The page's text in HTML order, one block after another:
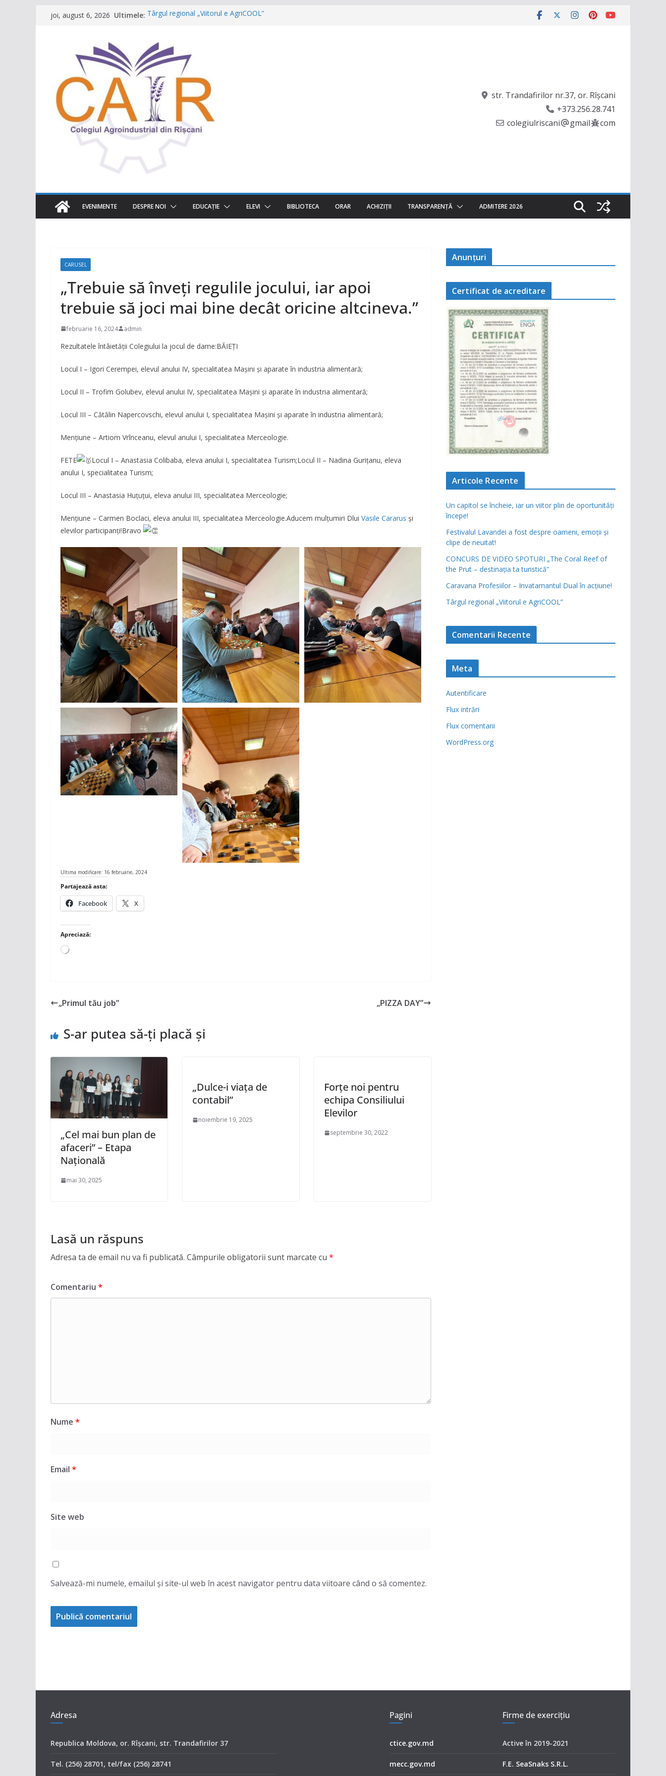
joi, august 6, 2026 Ultimele: Târgul regional „Viitorul e AgriCOOL”
neuitat!
CONCURS DE VIDEO SPOTURI „The Coral Reef of the Prut –
destinația ta turistică”
Caravana Profesiilor – Invatamantul Dual în acțiune!
str. Trandafirilor nr.37, or. Rîşcani
+373.256.28.741
colegiulriscani
gmail com
EVENIMENTE DESPRE NOI EDUCAŢIE ELEVI BIBLIOTECA ORAR ACHIZIȚII TRANSPARENȚĂ ADMITERE 2026
CARUSEL
„Trebuie să înveţi regulile jocului, iar apoi
trebuie să joci mai bine decât oricine altcineva.”
februarie 16, 2024 admin
Rezultatele întâietății Colegiului la jocul de dame:BĂIEȚI
Locul I – Igori Cerempei, elevul anului IV, specialitatea Mașini și aparate în industria alimentară;
Locul II – Trofim Golubev, elevul anului IV, specialitatea Mașini și aparate în industria alimentară;
Locul III – Cătălin Napercovschi, elevul anului I, specialitatea Mașini și aparate în industria alimentară;
Mențiune – Artiom Vrînceanu, elevul anului I, specialitatea Merceologie.
FETE
Locul I – Anastasia Colibaba, eleva anului I, specialitatea Turism;Locul II – Nadina Gurițanu, eleva
anului I, specialitatea Turism;
Locul III – Anastasia Huțuțui, eleva anului III, specialitatea Merceologie;
Mențiune – Carmen Boclaci, eleva anului III, specialitatea Merceologie.Aducem mulțumiri Dlui Vasile Cararus și
elevilor participanți!Bravo
Ultima modificare: 16 februarie, 2024
Partajează asta:
Facebook X
Apreciază:
Încarc...
„Primul tău job” „PIZZA DAY”
S-ar putea să-ți placă și
„Cel mai bun plan de
afaceri” – Etapa
Națională
mai 30, 2025
„Dulce-i viața de
contabil”
noiembrie 19, 2025
Forțe noi pentru
echipa Consiliului
Elevilor
septembrie 30, 2022
Lasă un răspuns
Adresa ta de email nu va fi publicată. Câmpurile obligatorii sunt marcate cu *
Comentariu *
Nume *
Email *
Site web
Salvează-mi numele, emailul și site-ul web în acest navigator pentru data viitoare când o să comentez.
Anunţuri
Certificat de acreditare
Articole Recente
Un capitol se încheie, iar un viitor plin de oportunități
începe!
Festivalul Lavandei a fost despre oameni, emoții și
clipe de neuitat!
CONCURS DE VIDEO SPOTURI „The Coral Reef of
the Prut – destinația ta turistică”
Caravana Profesiilor – Invatamantul Dual în acțiune!
Târgul regional „Viitorul e AgriCOOL”
Comentarii Recente
Meta
Autentificare
Flux intrări
Flux comentarii
WordPress.org
Adresa
Republica Moldova, or. Rîşcani, str. Trandafirilor 37
Tel. (256) 28701, tel/fax (256) 28741
Pagini
ctice.gov.md
mecc.gov.md
Firme de exerciţiu
Active în 2019-2021
F.E. SeaSnaks S.R.L.